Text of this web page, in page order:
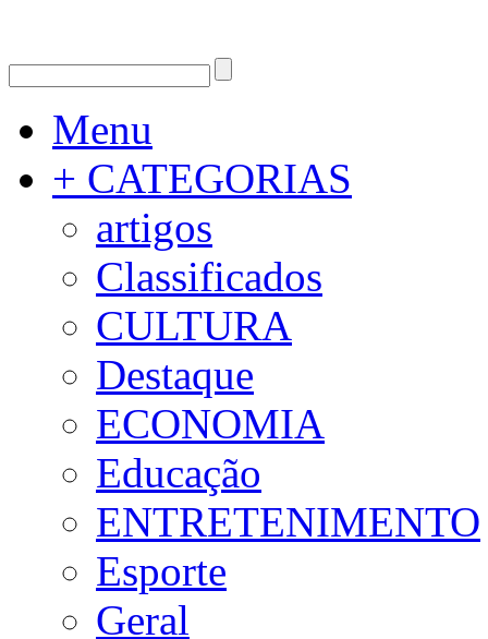
Menu
+ CATEGORIAS
artigos
Classificados
CULTURA
Destaque
ECONOMIA
Educação
ENTRETENIMENTO
Esporte
Geral